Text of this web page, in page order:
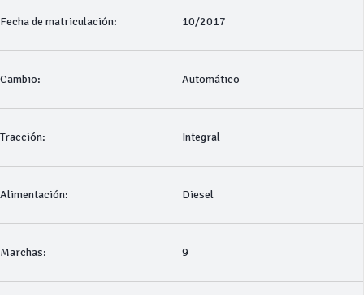
Fecha de matriculación: 10/2017
Cambio: Automático
Tracción: Integral
Alimentación: Diesel
Marchas: 9